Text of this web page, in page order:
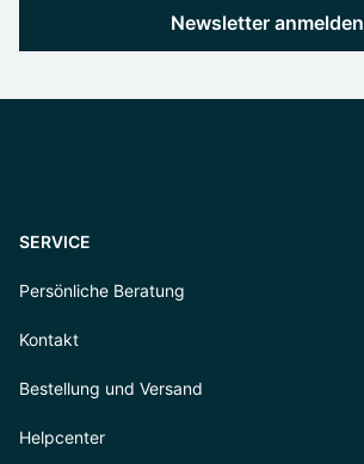
Newsletter anmelden
SERVICE
Persönliche Beratung
Kontakt
Bestellung und Versand
Helpcenter